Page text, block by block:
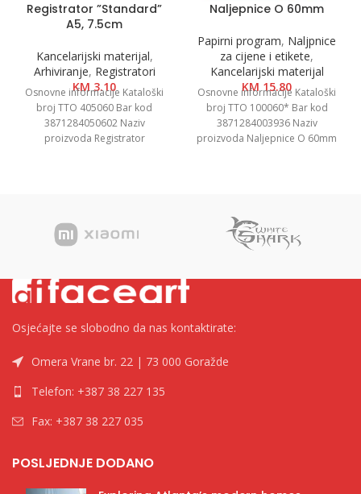
Registrator ”Standard”
A5, 7.5cm
Kancelarijski materijal,
Arhiviranje, Registratori
KM3.10
Osnovne informacije Kataloški
broj TTO 405060 Bar kod
3871284050602 Naziv
proizvoda Registrator
Naljepnice O 60mm
Papirni program, Naljpnice
za cijene i etikete,
Kancelarijski materijal
KM15.80
Osnovne informacije Kataloški
broj TTO 100060* Bar kod
3871284003936 Naziv
proizvoda Naljepnice O 60mm
Osjećajte se slobodno da nas kontaktirate:
Omera Vrane br. 22 | 73 000 Goražde
Telefon: +387 38 227 135
Fax: +387 38 227 035
POSLJEDNJE DODANO